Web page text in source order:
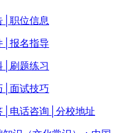
│职位信息
│报名指导
│刷题练习
│面试技巧
│电话咨询│分校地址